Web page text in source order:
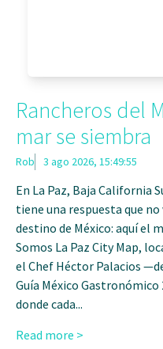
Rancheros del
mar se siembra
Rob 3 ago 2026, 15:49:55
En La Paz, Baja California
tiene una respuesta que
destino de México: aquí el
Somos La Paz City Map,
el Chef Héctor Palacios
Guía México
donde cada...
Read more >